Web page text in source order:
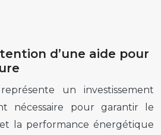
d’une aide pour
un investissement
nécessaire pour garantir le
la performance énergétique